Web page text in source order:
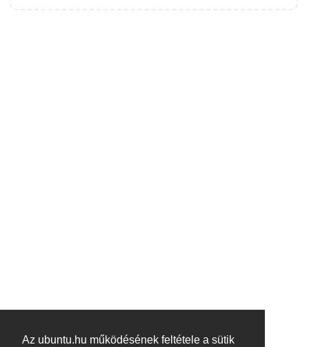
Az ubuntu.hu működésének feltétele a sütik